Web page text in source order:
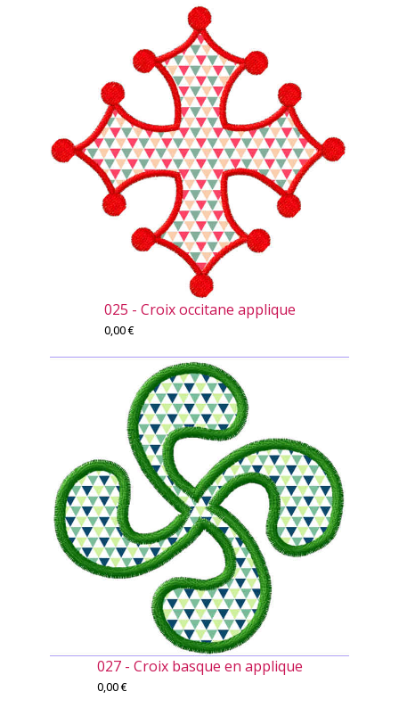
025 - Croix occitane applique
0,00€
027 - Croix basque en applique
0,00€